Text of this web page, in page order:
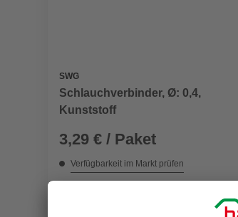
SWG
Schlauchverbinder, Ø: 0,4,
Kunststoff
3,29 € / Paket
Verfügbarkeit im Markt prüfen